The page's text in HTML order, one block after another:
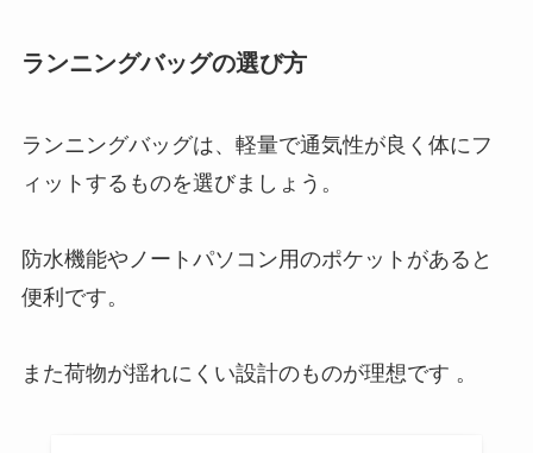
ランニングバッグの選び方
ランニングバッグは、軽量で通気性が良く体にフ
ィットするものを選びましょう。
防水機能やノートパソコン用のポケットがあると
便利です。
また荷物が揺れにくい設計のものが理想です 。